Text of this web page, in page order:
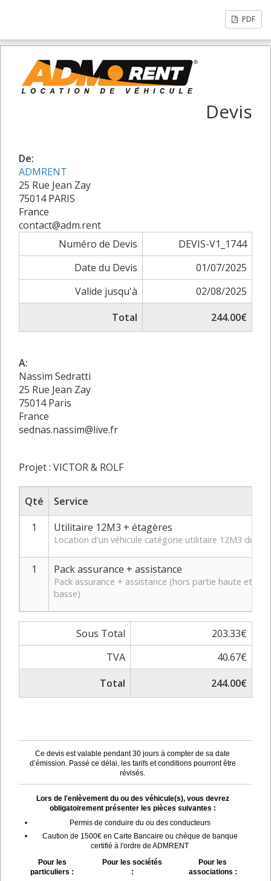
PDF
Devis
De:
ADMRENT
25 Rue Jean Zay
75014 PARIS
France
contact@adm.rent
Numéro de Devis
DEVIS-V1_1744
Date du Devis
01/07/2025
Valide jusqu'à
02/08/2025
Total
244.00€
A:
Nassim Sedratti
25 Rue Jean Zay
75014 Paris
France
sednas.nassim@live.fr
Projet : VICTOR & ROLF
Qté
Service
1
Utilitaire 12M3 + étagères
Location d'un véhicule catégorie utilitaire 12M3 du
1 Pack assurance + assistance
Pack assurance + assistance (hors partie haute et
basse)
Sous Total
203.33€
TVA
40.67€
Total
244.00€
Ce devis est valable pendant 30 jours à compter de sa date
d’émission. Passé ce délai, les tarifs et conditions pourront être
révisés.
Lors de l'enlèvement du ou des véhicule(s), vous devrez
obligatoirement présenter les pièces suivantes :
•
Permis de conduire du ou des conducteurs
•
Caution de 1500€ en Carte Bancaire ou chèque de banque
certifié à l'ordre de ADMRENT
Pour les
particuliers :
Pour les sociétés
:
Pour les
associations :